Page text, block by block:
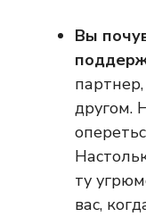
Вы
другом.
ту
вас,